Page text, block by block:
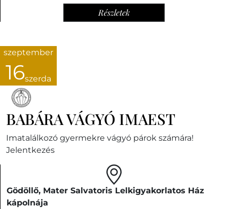
Részletek
szeptember
16szerda
BABÁRA VÁGYÓ IMAEST
Imatalálkozó gyermekre vágyó párok számára!
Jelentkezés
Gödöllő, Mater Salvatoris Lelkigyakorlatos Ház
kápolnája